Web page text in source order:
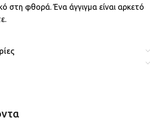
στη φθορά. Ένα άγγιγμα είναι αρκετό